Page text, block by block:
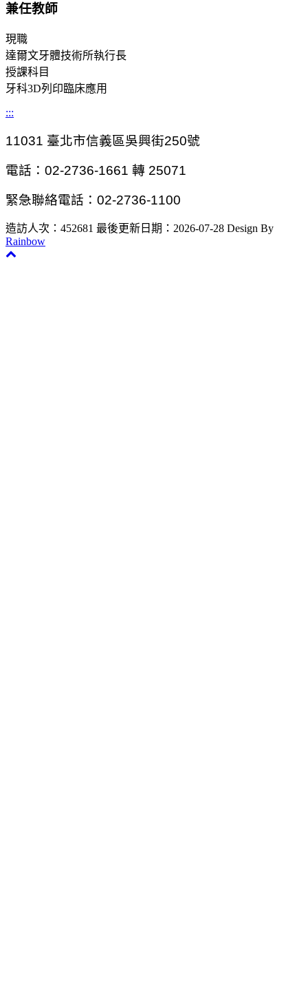
兼任教師
現職
達爾文牙體技術所執行長
授課科目
牙科3D列印臨床應用
:::
11031 臺北市信義區吳興街250號
電話：02-2736-1661 轉 25071
緊急聯絡電話：02-2736-1100
造訪人次：452681 最後更新日期：2026-07-28 Design By
Rainbow